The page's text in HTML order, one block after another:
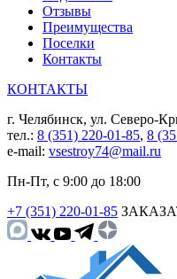
Отзывы
Преимущества
Поселки
Контакты
КОНТАКТЫ
г. Челябинск, ул. Северо-
тел.: 8 (351) 220-01-85, 8
e-mail: vsestroy74@mail.ru
Пн-Пт, с 9:00 до 18:00
+7 (351) 220-01-85